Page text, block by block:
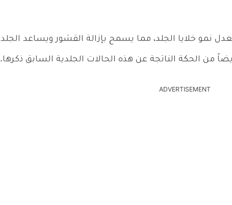
نمو خلايا الجلد، مما يسمح بإزالة القشور ويساعد الجلد
من الحكة الناتجة عن هذه الحالات الجلدية السابق ذكرها.
ADVERTISEMENT